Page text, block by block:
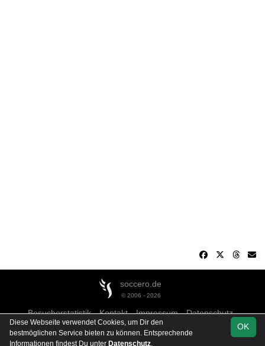
soccero.de
© 2006 - 2026
Besucherstatistik Kontakt Impressum
Datenschutz
OK
Diese Webseite verwendet Cookies, um Dir den
bestmöglichen Service bieten zu können. Entsprechende
Informationen findest Du unter Datenschutz.